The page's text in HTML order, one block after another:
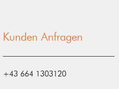
Kunden Anfragen
‭+43 664 1303120‬